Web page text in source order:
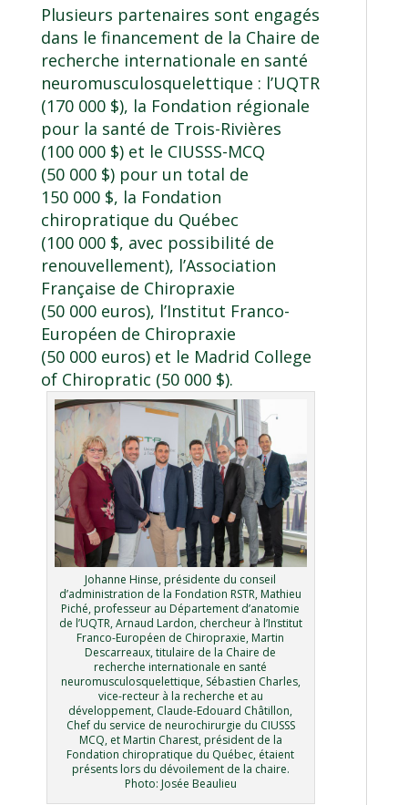
Plusieurs partenaires sont engagés
dans le financement de la Chaire de
recherche internationale en santé
neuromusculosquelettique : l’UQTR
(170 000 $), la Fondation régionale
pour la santé de Trois-Rivières
(100 000 $) et le CIUSSS-MCQ
(50 000 $) pour un total de
150 000 $, la Fondation
chiropratique du Québec
(100 000 $, avec possibilité de
renouvellement), l’Association
Française de Chiropraxie
(50 000 euros), l’Institut Franco-
Européen de Chiropraxie
(50 000 euros) et le Madrid College
of Chiropratic (50 000 $).
Johanne Hinse, présidente du conseil
d’administration de la Fondation RSTR, Mathieu
Piché, professeur au Département d’anatomie
de l’UQTR, Arnaud Lardon, chercheur à l’Institut
Franco-Européen de Chiropraxie, Martin
Descarreaux, titulaire de la Chaire de
recherche internationale en santé
neuromusculosquelettique, Sébastien Charles,
vice-recteur à la recherche et au
développement, Claude-Edouard Châtillon,
Chef du service de neurochirurgie du CIUSSS
MCQ, et Martin Charest, président de la
Fondation chiropratique du Québec, étaient
présents lors du dévoilement de la chaire.
Photo: Josée Beaulieu